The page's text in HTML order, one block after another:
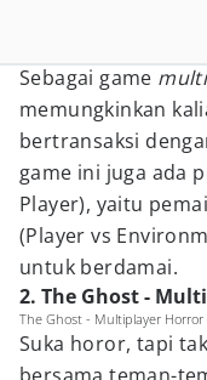
Sebagai game
memungkinkan
bertransaksi
game ini juga ada
Player), yaitu
(Player vs
untuk berdamai.
2. The Ghost -
The Ghost - Multiplayer
Suka horor, tapi